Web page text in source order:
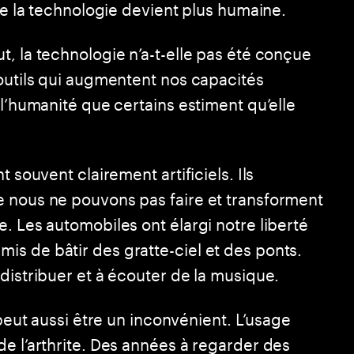
la technologie devient plus humaine.
la technologie n’a-t-elle pas été conçue
qui augmentent nos capacités
que certains estiment qu’elle
souvent clairement artificiels. Ils
ne pouvons pas faire et transforment
Les automobiles ont élargi notre liberté
de bâtir des gratte-ciel et des ponts.
et à écouter de la musique.
aussi être un inconvénient. L’usage
l’arthrite. Des années à regarder des